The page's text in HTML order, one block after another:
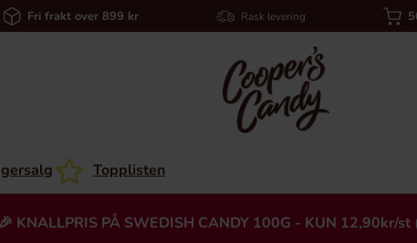
Fri frakt over 899 kr Rask levering
Topplisten
🎉 KNALLPRIS PÅ SWEDISH CANDY 100G - KUN 12,90kr/